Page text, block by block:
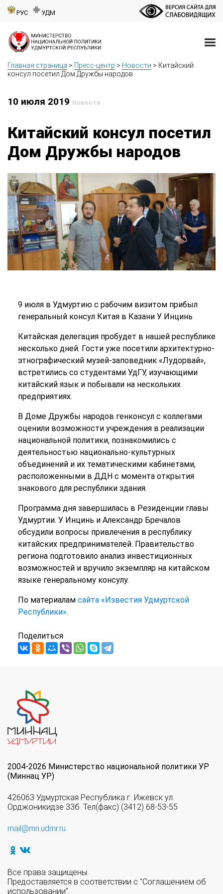
РУС УДМ
Главная страница > Пресс-центр > Новости > Китайский
консул посетил Дом Дружбы народов
10 июля 2019 Новости
Китайский консул посетил
Дом Дружбы народов
9 июля в Удмуртию с рабочим визитом прибыл
генеральный консул Китая в Казани У Инцинь
Китайская делегация пробудет в нашей республике
несколько дней. Гости уже посетили архитектурно-
этнографический музей-заповедник «Лудорвай»,
встретились со студентами УдГУ, изучающими
китайский язык и побывали на нескольких
предприятиях.
В Доме Дружбы народов генконсул с коллегами
оценили возможности учреждения в реализации
национальной политики, познакомились с
деятельностью национально-культурных
объединений и их тематическими кабинетами,
расположенными в ДДН с момента открытия
знакового для республики здания.
Программа дня завершилась в Резиденции главы
Удмуртии. У Инцинь и Александр Бречалов
обсудили вопросы привлечения в республику
китайских предпринимателей. Правительство
региона подготовило анализ инвестиционных
возможностей и вручило экземпляр на китайском
языке генеральному консулу.
По материалам сайта «Известия Удмуртской
Республики».
Поделиться
2004-2026 Министерство национальной политики УР
(Миннац УР)
426063 Удмуртская Республика г. Ижевск ул.
Орджоникидзе 33б. Тел(факс) (3412) 68-53-55
mail@mn.udmr.ru
Все права защищены.
Предоставляется в соответствии с "Соглашением об
использовании".